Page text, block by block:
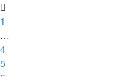
1
…
4
5